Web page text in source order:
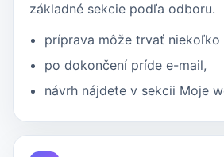
základné sekcie podľa odboru.
príprava môže trvať niekoľko
po dokončení príde e-mail,
návrh nájdete v sekcii Moje